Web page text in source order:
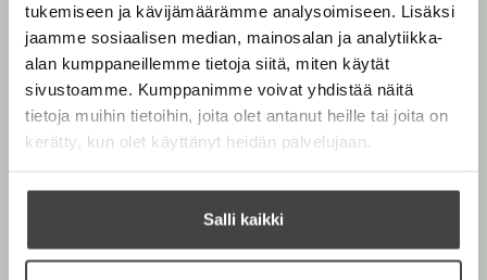
tukemiseen ja kävijämäärämme analysoimiseen. Lisäksi
jaamme sosiaalisen median, mainosalan ja analytiikka-
alan kumppaneillemme tietoja siitä, miten käytät
sivustoamme. Kumppanimme voivat yhdistää näitä
tietoja muihin tietoihin, joita olet antanut heille tai joita on
kerätty, kun olet käyttänyt heidän palvelujaan.
Salli kaikki
Muut teokset